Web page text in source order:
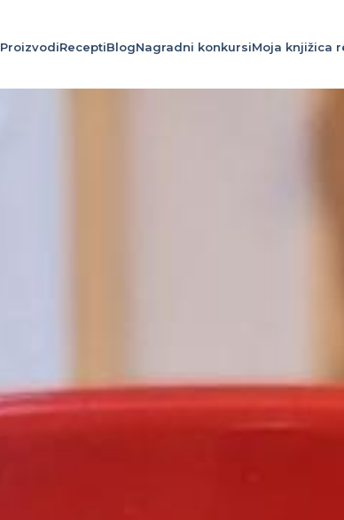
ProizvodiReceptiBlogNagradni konkursiMoja knjižica